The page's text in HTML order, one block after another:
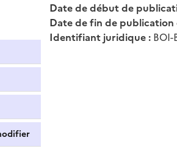
Date de début de
Date de fin de publication
Identifiant juridique : BOI-